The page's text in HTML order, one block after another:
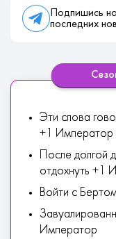
Подпишись
последних
Эти слова
+1 Император
После долгой
отдохнуть +1
Войти с
Император